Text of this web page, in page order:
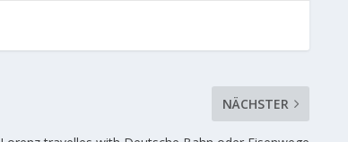
NÄCHSTER